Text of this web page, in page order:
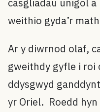
casgliadau unigol
weithio gyda’r
Ar y diwrnod olaf,
gweithdy gyfle i roi
ddysgwyd
yr Oriel. Roedd